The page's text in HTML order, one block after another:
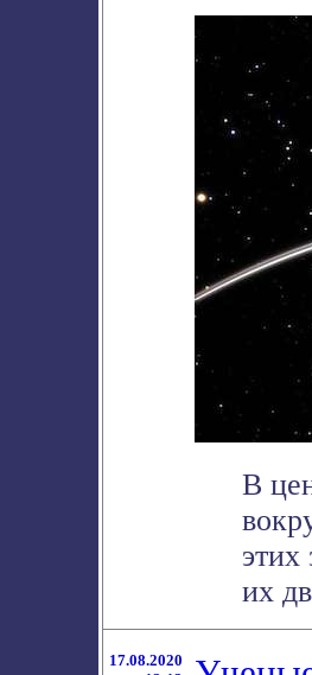
В
их
17.08.2020